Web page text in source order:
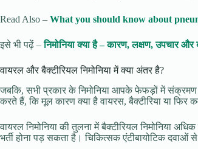
Read Also – What you should know about
इसे भी पढ़ें –निमोनिया क्या है – कारण, लक्षण, उपचार और
वायरल और बैक्टीरियल निमोनिया में क्या अंतर है?
जबकि, सभी प्रकार के निमोनिया आपके फेफड़ों में संक्रमण
करते हैं, कि मूल कारण क्या है वायरस, बैक्टीरिया या फिर
वायरल निमोनिया की तुलना में बैक्टीरियल निमोनिया
भर्ती होना पड़ सकता है। चिकित्सक एंटीबायोटिक दवाओं